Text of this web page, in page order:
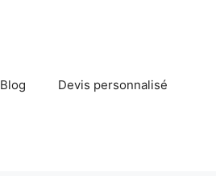
Blog Devis personnalisé